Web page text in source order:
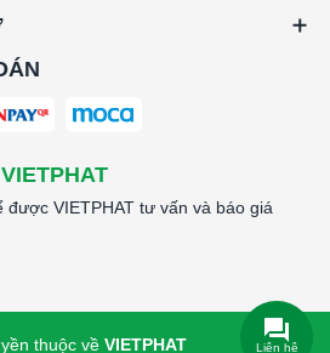
được VIETPHAT tư vấn và báo giá
thuộc về VIETPHAT Liên hệ